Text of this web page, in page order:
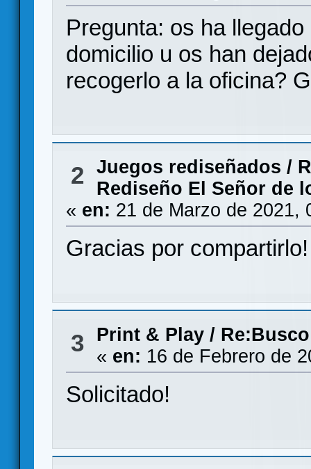
Pregunta: os ha
domicilio u os han
recogerlo a la oficina?
2 Juegos rediseñados /
Rediseño El Señor de
« en: 21 de Marzo de 2021,
Gracias por compartirlo!
3 Print & Play/
« en: 16 de Febrero de
Solicitado!